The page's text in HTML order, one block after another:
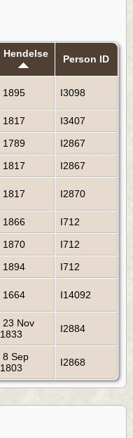
Hendelse Person ID
1895 I3098
1817
I3407
1789
I2867
1817 I2867
1817 I2870
1866
I712
1870
I712
1894 I712
1664 I14092
23 Nov
1833
I2884
8 Sep
1803
I2868